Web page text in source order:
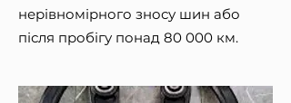
нерівномірного зносу шин або
після пробігу понад 80 000 км.